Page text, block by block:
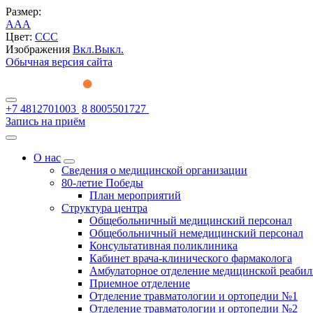
Размер:
AAA
Цвет: CCC
Изображения Вкл.Выкл.
Обычная версия сайта
+7 4812701003 8 8005501727
Запись на приём
О нас
Сведения о медицинской организации
80-летие Победы
План мероприятий
Структура центра
Общебольничный медицинский персонал
Общебольничный немедицинский персонал
Консультативная поликлиника
Кабинет врача-клинического фармаколога
Амбулаторное отделение медицинской
Приемное отделение
Отделение травматологии и ортопедии №1
Отделение травматологии и ортопедии №2